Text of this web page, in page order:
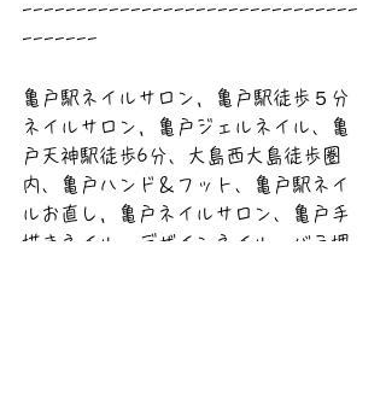
-------------------------------
-------
亀戸駅ネイルサロン，亀戸駅徒歩５分
ネイルサロン，亀戸ジェルネイル、亀
戸天神駅徒歩6分、大島西大島徒歩圏
内、亀戸ハンド＆フット、亀戸駅ネイ
ルお直し，亀戸ネイルサロン、亀戸手
描きネイル、デザインネイル、バラ埋